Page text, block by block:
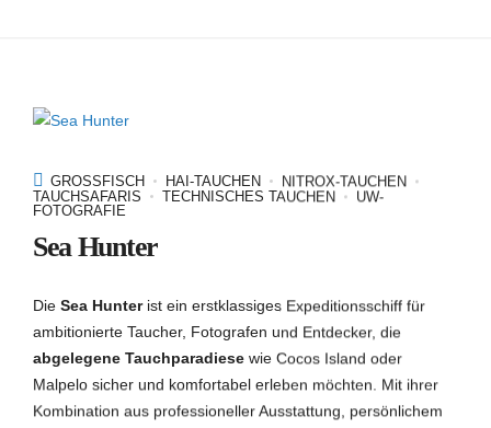
GROSSFISCH HAI-TAUCHEN
NITROX-TAUCHEN
TAUCHSAFARIS
TECHNISCHES TAUCHEN
UW-
FOTOGRAFIE
Sea Hunter
Die Sea Hunterist ein erstklassiges Expeditionsschiff für
ambitionierte Taucher, Fotografen und Entdecker, die
abgelegene Tauchparadiese wie Cocos Island oder
Malpelo sicher und komfortabel erleben möchten. Mit ihrer
Kombination aus professioneller Ausstattung, persönlichem